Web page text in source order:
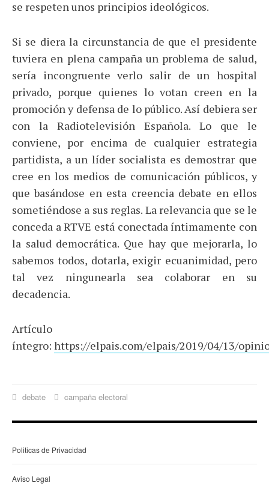
se respeten unos principios ideológicos.
Si se diera la circunstancia de que el presidente
tuviera en plena campaña un problema de salud,
sería incongruente verlo salir de un hospital
privado, porque quienes lo votan creen en la
promoción y defensa de lo público. Así debiera ser
con la Radiotelevisión Española. Lo que le
conviene, por encima de cualquier estrategia
partidista, a un líder socialista es demostrar que
cree en los medios de comunicación públicos, y
que basándose en esta creencia debate en ellos
sometiéndose a sus reglas. La relevancia que se le
conceda a RTVE está conectada íntimamente con
la salud democrática. Que hay que mejorarla, lo
sabemos todos, dotarla, exigir ecuanimidad, pero
tal vez ningunearla sea colaborar en su
decadencia.
Artículo
íntegro: https://elpais.com/elpais/2019/04/13/
debate campaña electoral
Politicas de Privacidad
Aviso Legal